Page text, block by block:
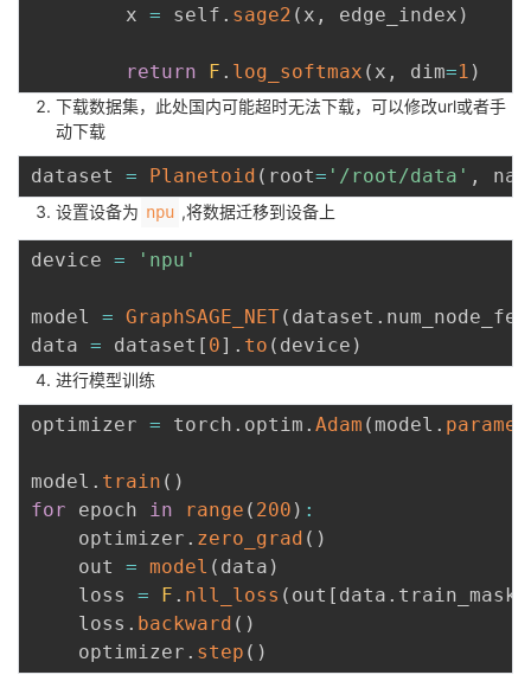
课
程
的
认
证
我
的
实
验
我
的
收
藏
术
云
议
        x
= self . sage2 ( x , edge_index )
return F . log_softmax ( x , dim=1 )
下载数据集，此处国内可能超时无法下载，可以修改url或者手
动下载
dataset = Planetoid ( root= '/root/data' ,
设置设备为 npu ,将数据迁移到设备上
device = 'npu'
model = GraphSAGE_NET( dataset .
data = dataset [ 0] . to ( device )
进行模型训练
optimizer = torch . optim . Adam ( model .
model . train ( )
for epoch in range ( 200 ) :
    optimizer
. zero_grad ( )
    out
= model ( data )
    loss
= F . nll_loss ( out [ data . train_mask
    loss
. backward ( )
    optimizer
. step ( )